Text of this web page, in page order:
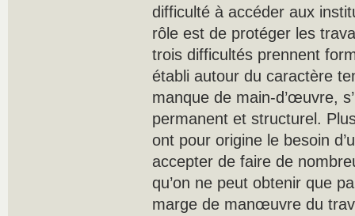
difficulté à accéder aux
rôle est de protéger les
trois difficultés prennent
établi autour du caractère
manque de main-d’œuvre,
permanent et structurel.
ont pour origine le besoin
accepter de faire de
qu’on ne peut obtenir que
marge de manœuvre du